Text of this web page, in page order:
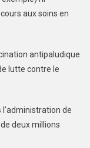
aux soins en
antipaludique
lutte contre le
de
deux millions